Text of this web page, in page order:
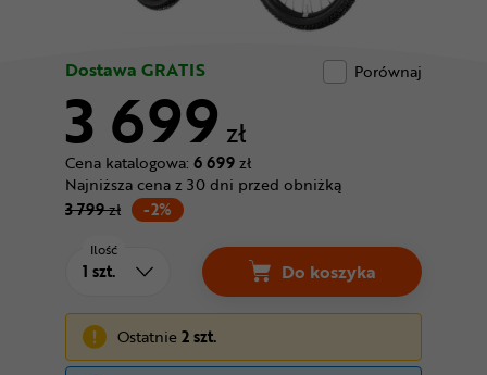
Dostawa GRATIS Porównaj
3 699 zł
Cena katalogowa: 6 699zł
-2%
Najniższa cena z 30 dni przed obniżką
3 799zł
Ilość
Do koszyka
Ostatnie2 szt.